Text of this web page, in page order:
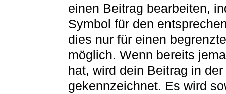
einen Beitrag bearbeiten,
Symbol für den
dies nur für einen
möglich. Wenn bereits
hat, wird dein Beitrag in
gekennzeichnet. Es wird